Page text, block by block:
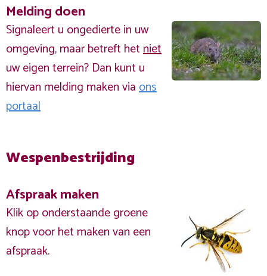
Melding doen
Signaleert u ongedierte in uw
omgeving, maar betreft hetniet
uw eigen terrein? Dan kunt u
hiervan melding maken viaons
portaal
Wespenbestrijding
Afspraak maken
Klik op onderstaande groene
knop voor het maken van een
afspraak.